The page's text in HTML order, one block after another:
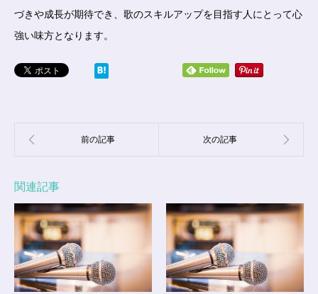
づきや成長が期待でき、歌のスキルアップを目指す人にとって心
強い味方となります。
関連記事